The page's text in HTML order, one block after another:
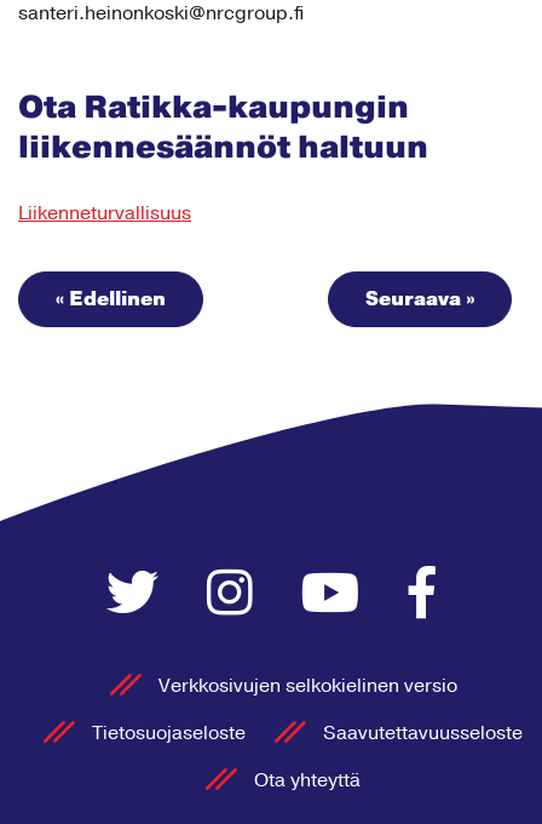
santeri.heinonkoski@nrcgroup.fi
Ota Ratikka-kaupungin
liikennesäännöt haltuun
Liikenneturvallisuus
Seuraava »
« Edellinen
Verkkosivujen selkokielinen versio
Tietosuojaseloste
Saavutettavuusseloste
Ota yhteyttä